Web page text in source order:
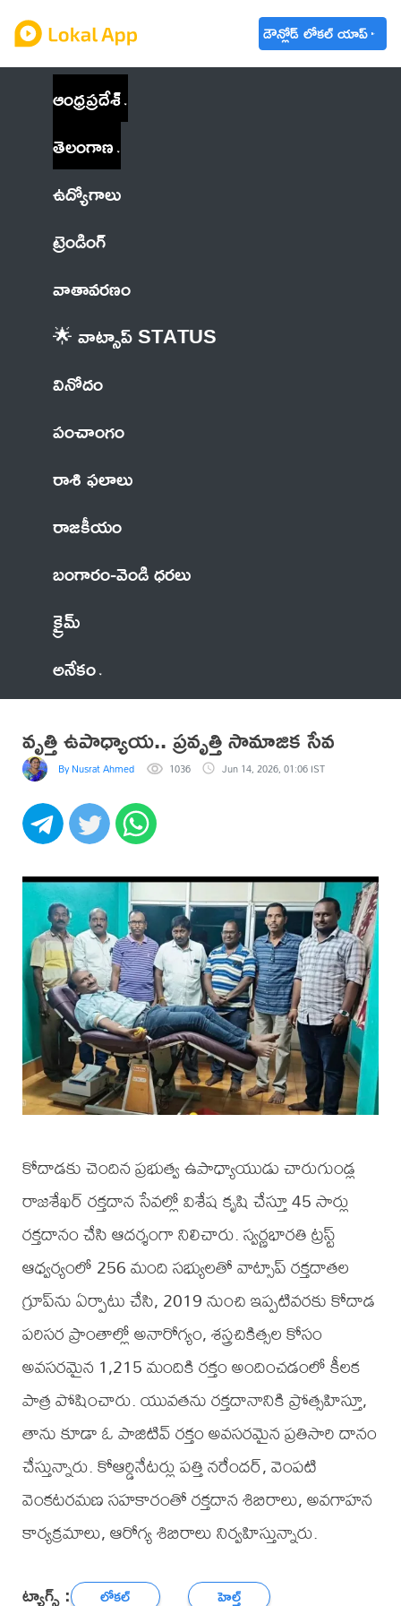
డౌన్లోడ్ లోకల్ యాప్
ఆంధ్రప్రదేశ్
తెలంగాణ
ఉద్యోగాలు
ట్రెండింగ్
వాతావరణం
🌟 వాట్సాప్ STATUS
వినోదం
పంచాంగం
రాశి ఫలాలు
రాజకీయం
బంగారం-వెండి ధరలు
క్రైమ్
అనేకం
వృత్తి ఉపాధ్యాయ.. ప్రవృత్తి సామాజిక సేవ
By Nusrat Ahmed 1036 Jun 14, 2026, 01:06 IST
కోదాడకు చెందిన ప్రభుత్వ ఉపాధ్యాయుడు చారుగుండ్ల
రాజశేఖర్ రక్తదాన సేవల్లో విశేష కృషి చేస్తూ 45 సార్లు
రక్తదానం చేసి ఆదర్శంగా నిలిచారు. స్వర్ణభారతి ట్రస్ట్
ఆధ్వర్యంలో 256 మంది సభ్యులతో వాట్సాప్ రక్తదాతల
గ్రూప్‌ను ఏర్పాటు చేసి, 2019 నుంచి ఇప్పటివరకు కోదాడ
పరిసర ప్రాంతాల్లో అనారోగ్యం, శస్త్రచికిత్సల కోసం
అవసరమైన 1,215 మందికి రక్తం అందించడంలో కీలక
పాత్ర పోషించారు. యువతను రక్తదానానికి ప్రోత్సహిస్తూ,
తాను కూడా ఓ పాజిటివ్ రక్తం అవసరమైన ప్రతిసారి దానం
చేస్తున్నారు. కోఆర్డినేటర్లు పత్తి నరేందర్, వెంపటి
వెంకటరమణ సహకారంతో రక్తదాన శిబిరాలు, అవగాహన
కార్యక్రమాలు, ఆరోగ్య శిబిరాలు నిర్వహిస్తున్నారు.
ట్యాగ్స్ : లోకల్ హెల్త్